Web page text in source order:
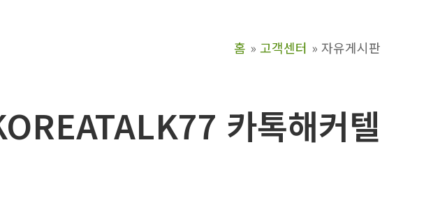
홈 고객센터 자유게시판
카톡해커텔